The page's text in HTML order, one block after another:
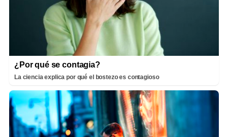
¿Por qué se contagia?
La ciencia explica por qué el bostezo es contagioso